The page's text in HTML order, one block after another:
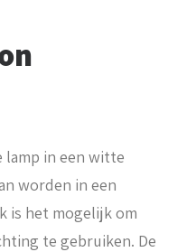
lamp in een witte
worden in een
is het mogelijk om
te gebruiken. De